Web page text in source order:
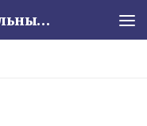
Свято-Троицкий кафедральный собор